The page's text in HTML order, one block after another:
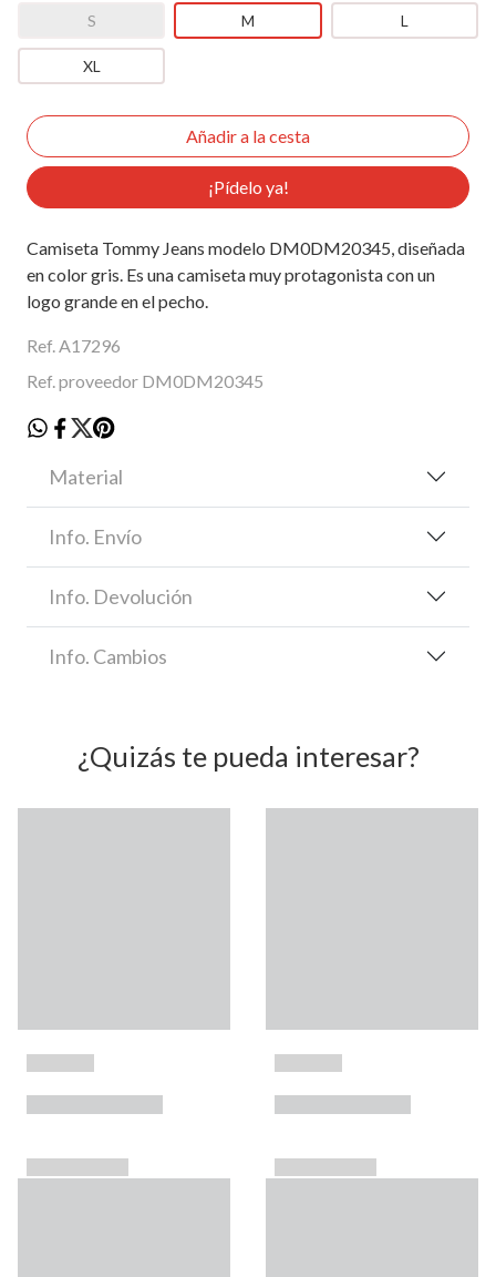
S M L
XL
¡Pídelo ya!
Camiseta Tommy Jeans modelo DM0DM20345, diseñada
en color gris. Es una camiseta muy protagonista con un
logo grande en el pecho.
Ref. A17296
Ref. proveedor DM0DM20345
Material
Info. Envío
Info. Devolución
Info. Cambios
¿Quizás te pueda interesar?